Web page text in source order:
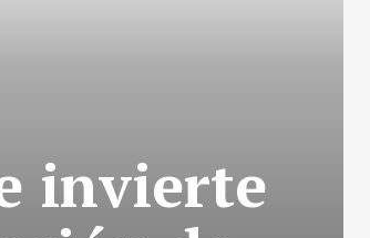
invierte